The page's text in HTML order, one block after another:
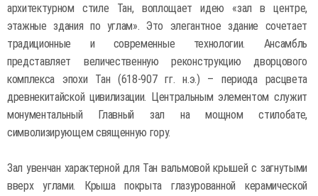
архитектурном стиле Тан, воплощает идею «зал в центре,
этажные здания по углам». Это элегантное здание сочетает
традиционные и современные технологии. Ансамбль
представляет величественную реконструкцию дворцового
комплекса эпохи Тан (618-907 гг. н.э.) – периода расцвета
древнекитайской цивилизации. Центральным элементом служит
монументальный Главный зал на мощном стилобате,
символизирующем священную гору.
Зал увенчан характерной для Тан вальмовой крышей с загнутыми
вверх углами. Крыша покрыта глазурованной керамической